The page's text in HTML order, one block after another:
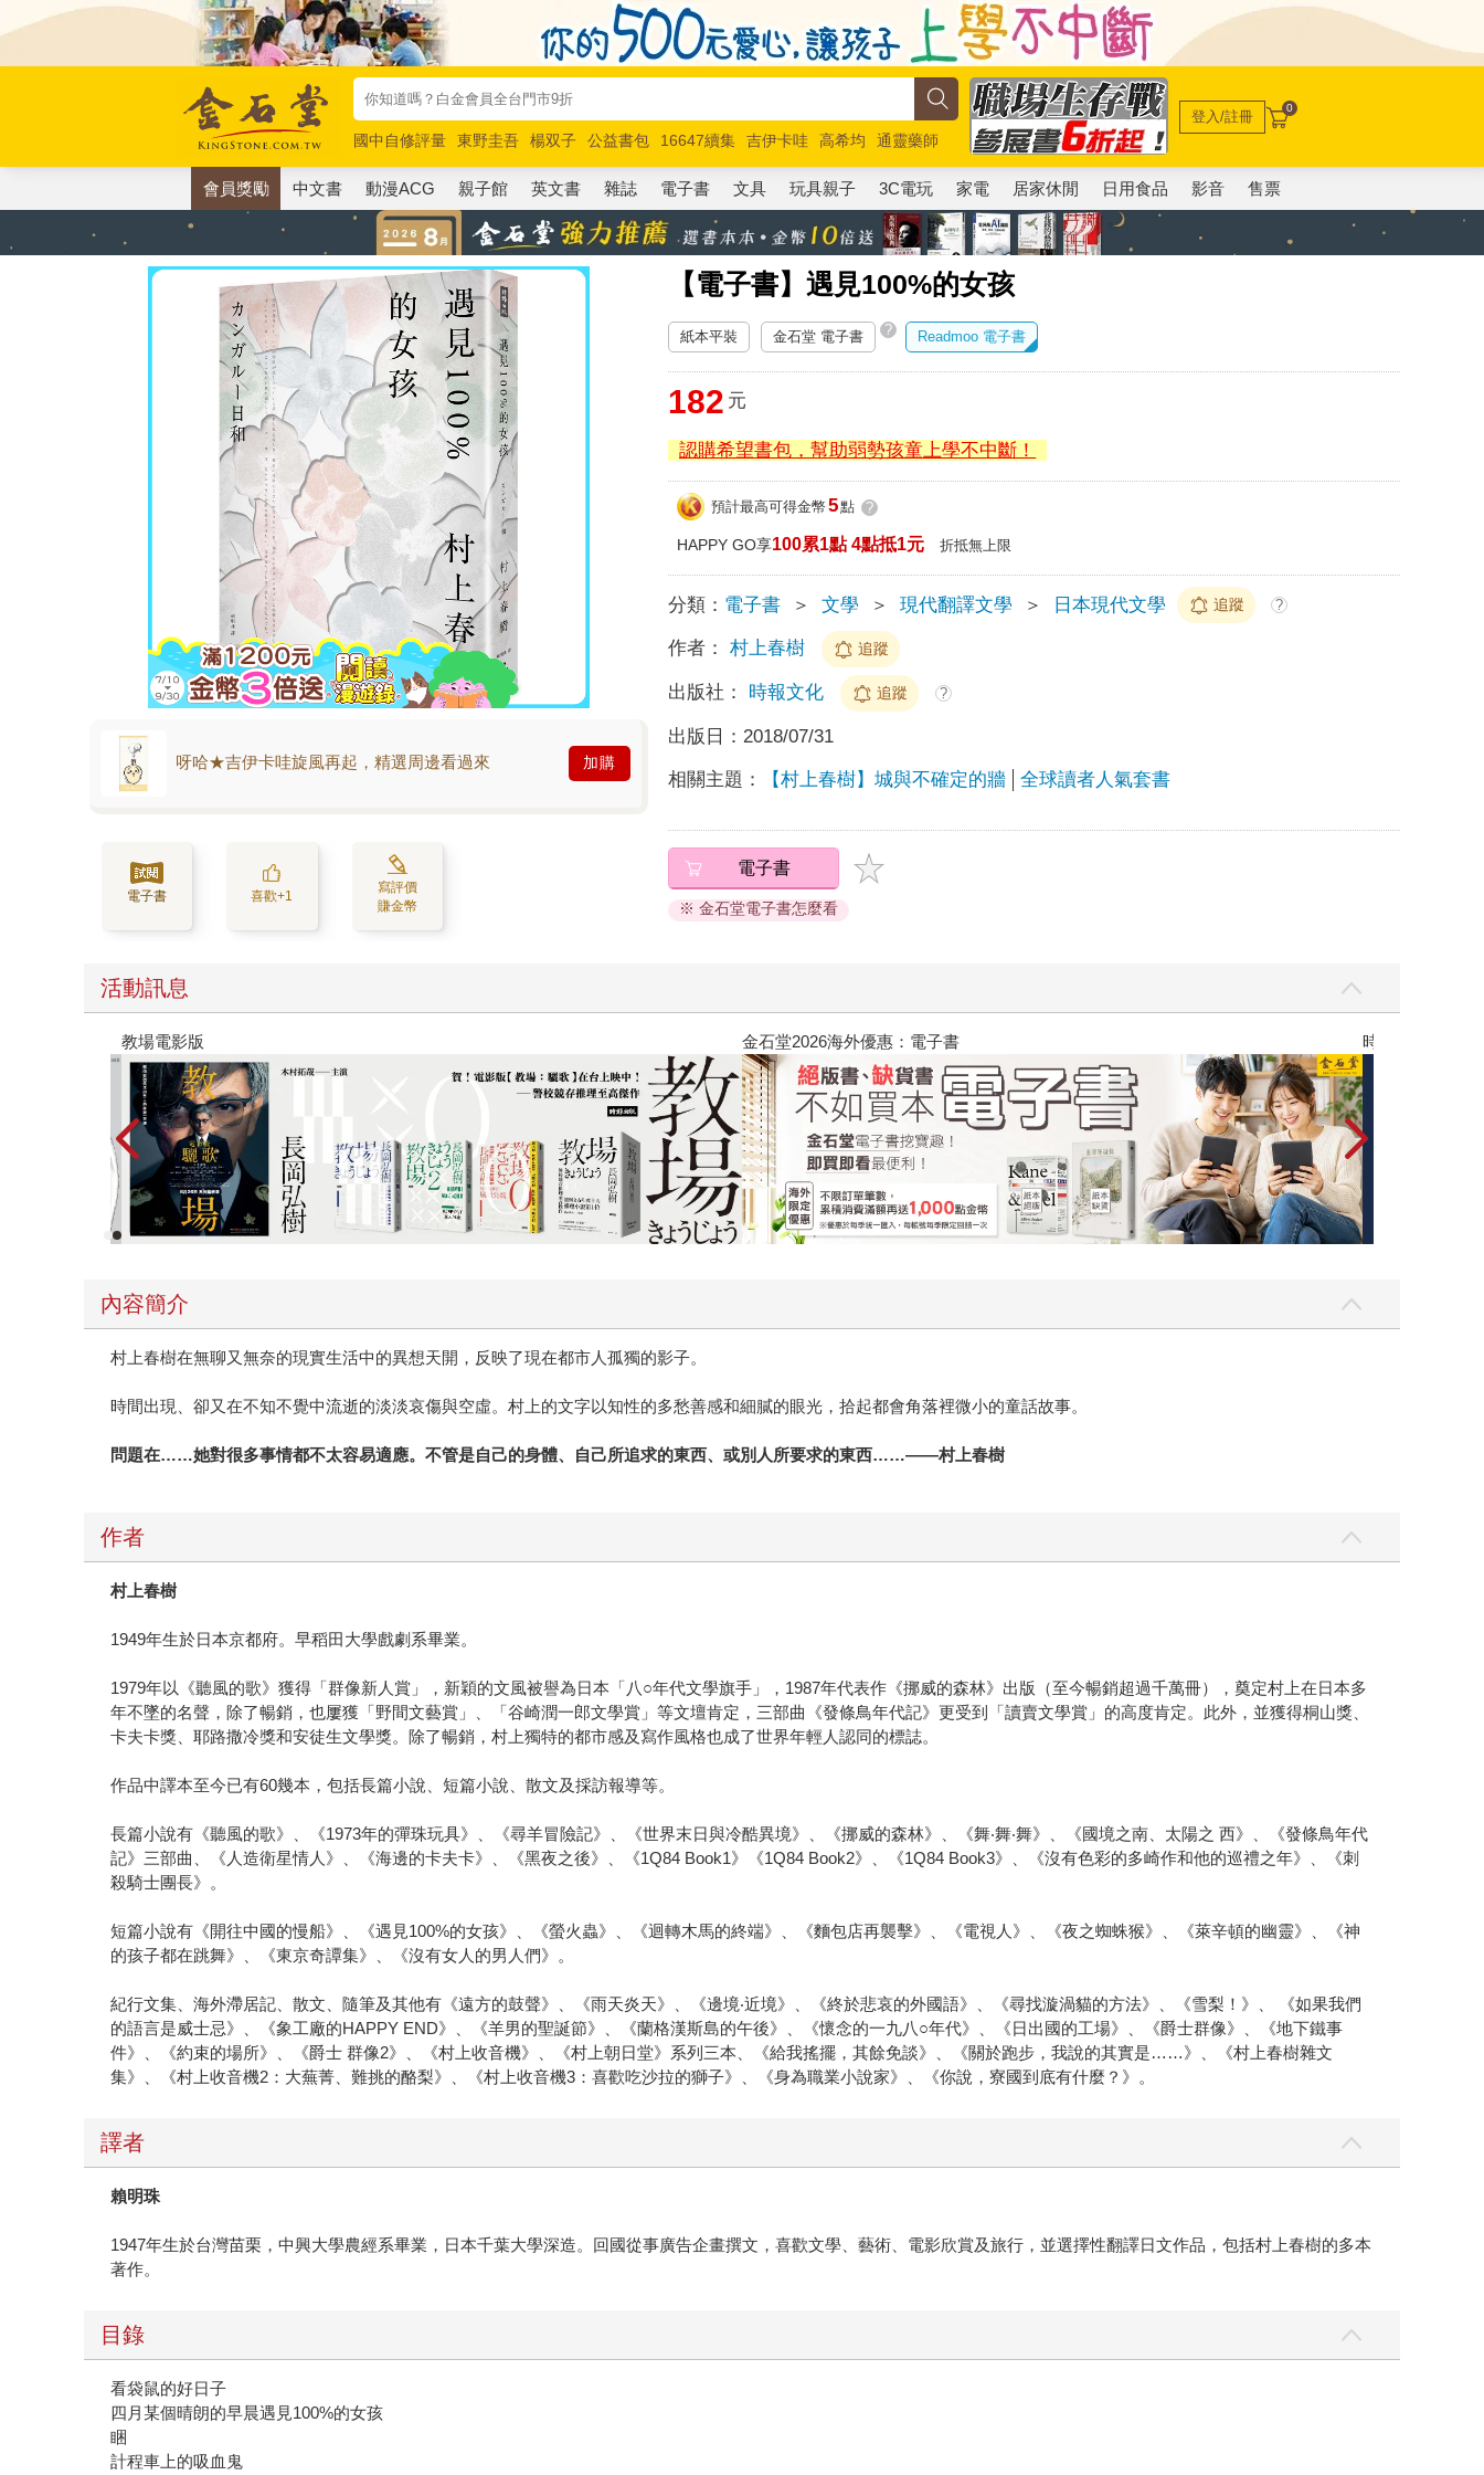
國中自修評量 東野圭吾 楊双子 公益書包 16647續集 吉伊卡哇 高希均
通靈藥師
唯紅花綻放
奧德賽 路邊攤新作 馬斯克 玩具總動員5 超慢跑
登入/註冊 0
會員獎勵 中文書 動漫ACG 親子館 英文書 雜誌 電子書 文具 玩具親子 3C電玩 家電 居家休閒 日用食品 影音 售票
【電子書】遇見100%的女孩
呀哈★吉伊卡哇旋風再起，精選周邊看過來 加購
電子書 喜歡+1
寫評價
賺金幣
紙本平裝 金石堂 電子書 ? Readmoo 電子書
182 元
認購希望書包，幫助弱勢孩童上學不中斷！
預計最高可得金幣 5點 ?
HAPPY GO享100累1點 4點抵1元 折抵無上限
分類： 電子書 ＞ 文學 ＞ 現代翻譯文學 ＞ 日本現代文學 追蹤 ?
作者： 村上春樹 追蹤
出版社： 時報文化 追蹤 ?
出版日： 2018/07/31
相關主題： 【村上春樹】城與不確定的牆 全球讀者人氣套書
電子書
※ 金石堂電子書怎麼看
活動訊息
時報經典展69折起 黃色書刊回來了！一起走進他的漫畫宇宙
內容簡介
村上春樹在無聊又無奈的現實生活中的異想天開，反映了現在都市人孤獨的影子。
時間出現、卻又在不知不覺中流逝的淡淡哀傷與空虛。村上的文字以知性的多愁善感和細膩的眼光，拾起都會角落裡微小的童話故事。
問題在……她對很多事情都不太容易適應。不管是自己的身體、自己所追求的東西、或別人所要求的東西……——村上春樹
作者
村上春樹
1949年生於日本京都府。早稻田大學戲劇系畢業。
1979年以《聽風的歌》獲得「群像新人賞」，新穎的文風被譽為日本「八○年代文學旗手」，1987年代表作《挪威的森林》出版（至今暢銷超過千萬冊），奠定村上在日本多
年不墜的名聲，除了暢銷，也屢獲「野間文藝賞」、「谷崎潤一郎文學賞」等文壇肯定，三部曲《發條鳥年代記》更受到「讀賣文學賞」的高度肯定。此外，並獲得桐山獎、
卡夫卡獎、耶路撒冷獎和安徒生文學獎。除了暢銷，村上獨特的都市感及寫作風格也成了世界年輕人認同的標誌。
作品中譯本至今已有60幾本，包括長篇小說、短篇小說、散文及採訪報導等。
長篇小說有《聽風的歌》、《1973年的彈珠玩具》、《尋羊冒險記》、《世界末日與冷酷異境》、《挪威的森林》、《舞‧舞‧舞》、《國境之南、太陽之 西》、《發條鳥年代
記》三部曲、《人造衛星情人》、《海邊的卡夫卡》、《黑夜之後》、《1Q84 Book1》《1Q84 Book2》、《1Q84 Book3》、《沒有色彩的多崎作和他的巡禮之年》、《刺
殺騎士團長》。
短篇小說有《開往中國的慢船》、《遇見100%的女孩》、《螢火蟲》、《迴轉木馬的終端》、《麵包店再襲擊》、《電視人》、《夜之蜘蛛猴》、《萊辛頓的幽靈》、《神
的孩子都在跳舞》、《東京奇譚集》、《沒有女人的男人們》。
紀行文集、海外滯居記、散文、隨筆及其他有《遠方的鼓聲》、《雨天炎天》、《邊境‧近境》、《終於悲哀的外國語》、《尋找漩渦貓的方法》、《雪梨！》、 《如果我們
的語言是威士忌》、《象工廠的HAPPY END》、《羊男的聖誕節》、《蘭格漢斯島的午後》、《懷念的一九八○年代》、《日出國的工場》、《爵士群像》、《地下鐵事
件》、《約束的場所》、《爵士 群像2》、《村上收音機》、《村上朝日堂》系列三本、《給我搖擺，其餘免談》、《關於跑步，我說的其實是……》、《村上春樹雜文
集》、《村上收音機2：大蕪菁、難挑的酪梨》、《村上收音機3：喜歡吃沙拉的獅子》、《身為職業小說家》、《你說，寮國到底有什麼？》。
譯者
賴明珠
1947年生於台灣苗栗，中興大學農經系畢業，日本千葉大學深造。回國從事廣告企畫撰文，喜歡文學、藝術、電影欣賞及旅行，並選擇性翻譯日文作品，包括村上春樹的多本
著作。
目錄
看袋鼠的好日子
四月某個晴朗的早晨遇見100%的女孩
睏
計程車上的吸血鬼